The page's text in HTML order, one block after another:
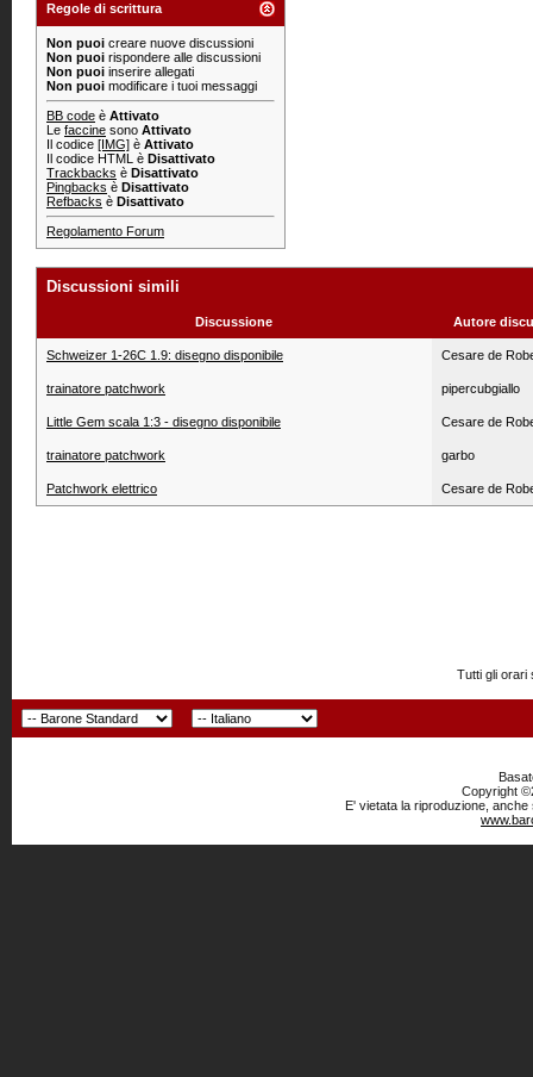
Regole di scrittura
Non puoi creare nuove discussioni
Non puoi rispondere alle discussioni
Non puoi inserire allegati
Non puoi modificare i tuoi messaggi
BB code è Attivato
Le faccine sono Attivato
Il codice [IMG] è Attivato
Il codice HTML è Disattivato
Trackbacks è Disattivato
Pingbacks è Disattivato
Refbacks è Disattivato
Regolamento Forum
Discussioni simili
Discussione Autore
Schweizer 1-26C 1.9: disegno disponibile Cesare de
trainatore patchwork pipercubgiallo
Little Gem scala 1:3 - disegno disponibile Cesare de
trainatore patchwork garbo
Patchwork elettrico Cesare de
Tutti gli orari
Copyright
E' vietata la riproduzione,